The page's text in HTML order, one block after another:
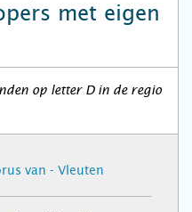
met eigen
op letter D in de regio
van - Vleuten